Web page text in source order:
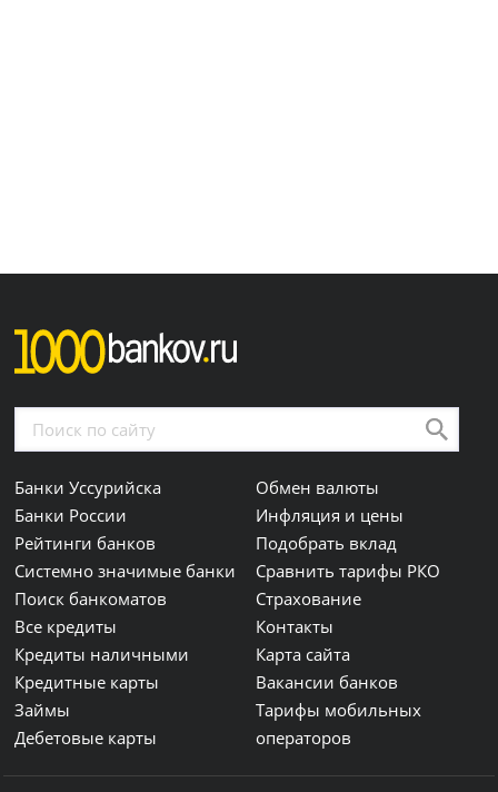
Банки Уссурийска
Банки России
Рейтинги банков
Системно значимые банки
Поиск банкоматов
Все кредиты
Кредиты наличными
Кредитные карты
Займы
Дебетовые карты
Обмен валюты
Инфляция и цены
Подобрать вклад
Сравнить тарифы РКО
Страхование
Контакты
Карта сайта
Вакансии банков
Тарифы мобильных
операторов